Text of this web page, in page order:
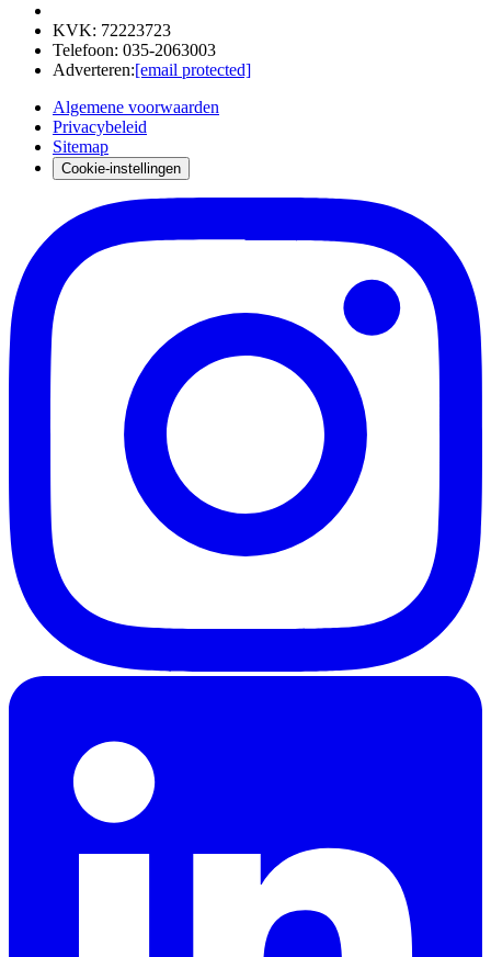
KVK: 72223723
Telefoon: 035-2063003
Adverteren:[email protected]
Algemene voorwaarden
Privacybeleid
Sitemap
Cookie-instellingen